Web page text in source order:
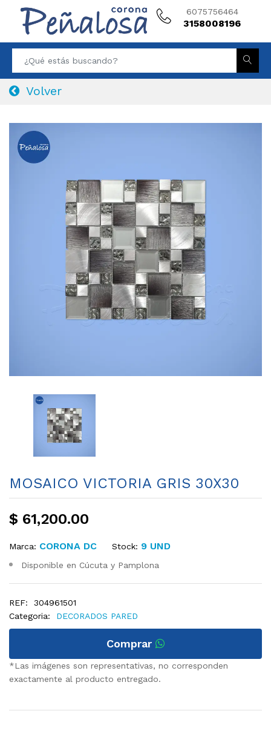
6075756464
3158008196
Volver
MOSAICO VICTORIA GRIS 30X30
$ 61,200.00
Marca: CORONA DC Stock: 9 UND
Disponible en Cúcuta y Pamplona
REF:
304961501
Categoria:
DECORADOS PARED
Comprar
*Las imágenes son representativas, no corresponden
exactamente al producto entregado.